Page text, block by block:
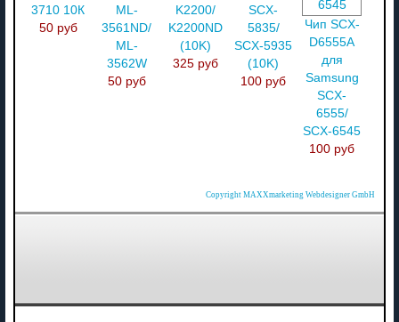
3710 10К
50 руб
ML-
3561ND/
ML-
3562W
50 руб
K2200/
K2200ND
(10K)
325 руб
SCX-
5835/
SCX-5935
(10K)
100 руб
Чип SCX-
D6555A
для
Samsung
SCX-
6555/
SCX-6545
100 руб
Copyright MAXXmarketing Webdesigner GmbH